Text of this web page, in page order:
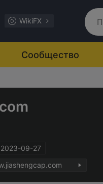
WikiFX
Сообщество
09-27